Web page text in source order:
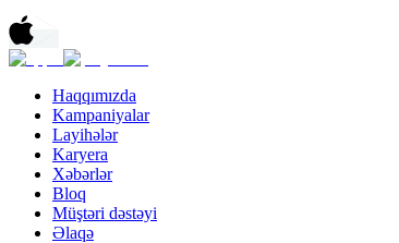
Haqqımızda
Kampaniyalar
Layihələr
Karyera
Xəbərlər
Bloq
Müştəri dəstəyi
Əlaqə